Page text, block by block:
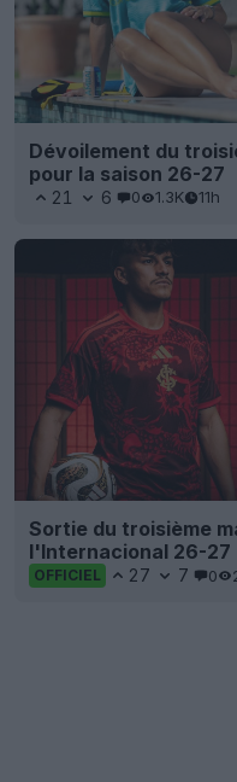
Dévoilement du
pour la saison 26-27
21 6 0 1.3K 11h
Sortie du troisième
l'Internacional 26-27
OFFICIEL 27 7 0